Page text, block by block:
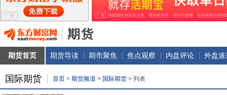
期货首页 期货导读 期市聚焦 焦点观察 内盘评论 外盘速
国际期货 首页 > 期货频道 > 国际期货 > 列表